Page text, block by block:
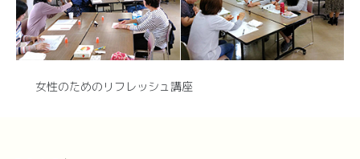
女性のためのリフレッシュ講座